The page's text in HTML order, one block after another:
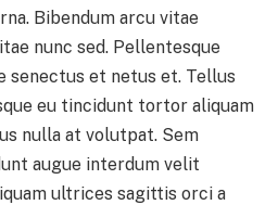
Bibendum arcu vitae
nunc sed. Pellentesque
senectus et netus et. Tellus
eu tincidunt tortor aliquam
nulla at volutpat. Sem
augue interdum velit
ultrices sagittis orci a